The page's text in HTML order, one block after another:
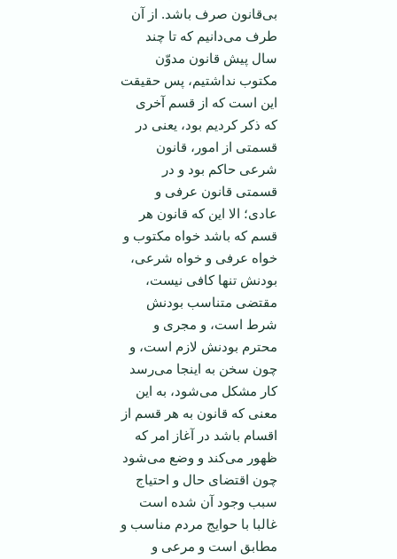
بی‌قانون صرف باشد. از آن
طرف می‌دانیم که تا چند
سال پیش قانون مدوّن
مکتوب نداشتیم، پس حقیقت
این است که از قسم آخری
که ذکر کردیم بود، یعنی در
قسمتی از امور، قانون
شرعی حاکم بود و در
قسمتی قانون عرفی و
عادی؛ الا این که قانون هر
قسم که باشد خواه مکتوب و
خواه عرفی و خواه شرعی،
بودنش تنها کافی نیست،
مقتضی متناسب بودنش
شرط است، و مجری و
محترم بودنش لازم است، و
چون سخن به اینجا می‌رسد
کار مشکل می‌شود، به این
معنی که قانون به هر قسم از
اقسام باشد در آغاز امر که
ظهور می‌کند و وضع می‌شود
چون اقتضای حال و احتیاج
سبب وجود آن شده است
غالبا با حوایج مردم مناسب و
مطابق است و مرعی و